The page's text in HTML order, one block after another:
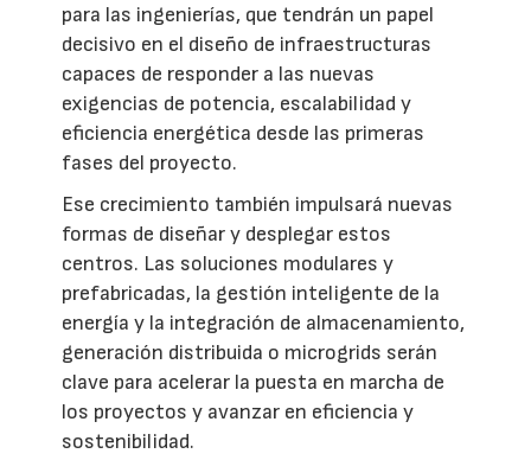
para las ingenierías, que tendrán un papel
decisivo en el diseño de infraestructuras
capaces de responder a las nuevas
exigencias de potencia, escalabilidad y
eficiencia energética desde las primeras
fases del proyecto.
Ese crecimiento también impulsará nuevas
formas de diseñar y desplegar estos
centros. Las soluciones modulares y
prefabricadas, la gestión inteligente de la
energía y la integración de almacenamiento,
generación distribuida o microgrids serán
clave para acelerar la puesta en marcha de
los proyectos y avanzar en eficiencia y
sostenibilidad.